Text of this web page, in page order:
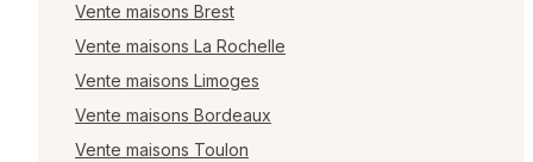
Vente maisons Brest
Vente maisons La Rochelle
Vente maisons Limoges
Vente maisons Bordeaux
Vente maisons Toulon